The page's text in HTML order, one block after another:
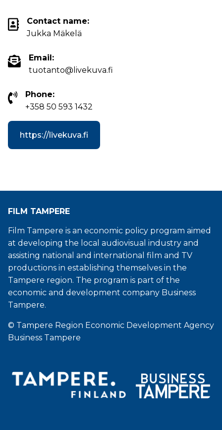
Contact name:
Jukka Mäkelä
Email:
tuotanto@livekuva.fi
Phone:
+358 50 593 1432
https://livekuva.fi
FILM TAMPERE
Film Tampere is an economic policy program aimed
at developing the local audiovisual industry and
assisting national and international film and TV
productions in establishing themselves in the
Tampere region. The program is part of the
economic and development company Business
Tampere.
© Tampere Region Economic Development Agency
Business Tampere